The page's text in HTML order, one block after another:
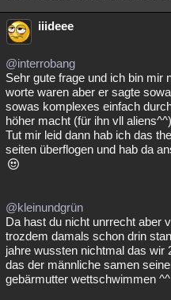
iiideee
@interrobang
Sehr gute frage und ich bin mir
worte waren aber er sagte
sowas komplexes einfach
höher macht (für ihn vll
Tut mir leid dann hab ich das
seiten überflogen und hab da
@kleinundgrün
Da hast du nicht unrrecht aber
trozdem damals schon drin
jahre wussten nichtmal das wir
das der männliche samen
gebärmutter wettschwimmen ^^